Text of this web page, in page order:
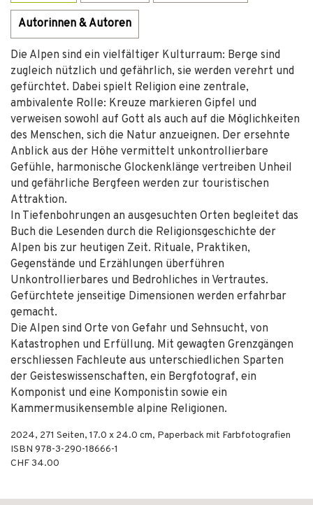
Autorinnen & Autoren
Die Alpen sind ein vielfältiger Kulturraum: Berge sind
zugleich nützlich und gefährlich, sie werden verehrt und
gefürchtet. Dabei spielt Religion eine zentrale,
ambivalente Rolle: Kreuze markieren Gipfel und
verweisen sowohl auf Gott als auch auf die Möglichkeiten
des Menschen, sich die Natur anzueignen. Der ersehnte
Anblick aus der Höhe vermittelt unkontrollierbare
Gefühle, harmonische Glockenklänge vertreiben Unheil
und gefährliche Bergfeen werden zur touristischen
Attraktion.
In Tiefenbohrungen an ausgesuchten Orten begleitet das
Buch die Lesenden durch die Religionsgeschichte der
Alpen bis zur heutigen Zeit. Rituale, Praktiken,
Gegenstände und Erzählungen überführen
Unkontrollierbares und Bedrohliches in Vertrautes.
Gefürchtete jenseitige Dimensionen werden erfahrbar
gemacht.
Die Alpen sind Orte von Gefahr und Sehnsucht, von
Katastrophen und Erfüllung. Mit gewagten Grenzgängen
erschliessen Fachleute aus unterschiedlichen Sparten
der Geisteswissenschaften, ein Bergfotograf, ein
Komponist und eine Komponistin sowie ein
Kammermusikensemble alpine Religionen.
2024, 271 Seiten, 17.0 x 24.0 cm, Paperback mit Farbfotografien
ISBN 978-3-290-18666-1
CHF 34.00